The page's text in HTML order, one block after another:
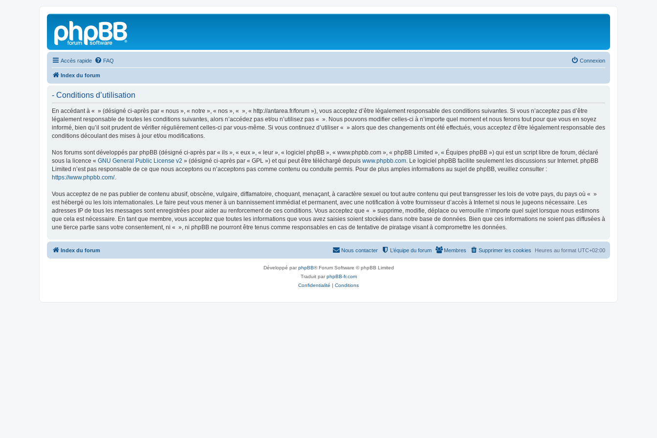
Accès rapide FAQ Connexion
Index du forum
- Conditions d’utilisation
En accédant à « » (désigné ci-après par « nous », « notre », « nos », « », « http://antarea.fr/forum »), vous acceptez d’être légalement responsable des conditions suivantes. Si vous n’acceptez pas d’être
légalement responsable de toutes les conditions suivantes, alors n’accédez pas et/ou n’utilisez pas « ». Nous pouvons modifier celles-ci à n’importe quel moment et nous ferons tout pour que vous en soyez
informé, bien qu’il soit prudent de vérifier régulièrement celles-ci par vous-même. Si vous continuez d’utiliser « » alors que des changements ont été effectués, vous acceptez d’être légalement responsable des
conditions découlant des mises à jour et/ou modifications.
Nos forums sont développés par phpBB (désigné ci-après par « ils », « eux », « leur », « logiciel phpBB », « www.phpbb.com », « phpBB Limited », « Équipes phpBB ») qui est un script libre de forum, déclaré
sous la licence « GNU General Public License v2 » (désigné ci-après par « GPL ») et qui peut être téléchargé depuis www.phpbb.com. Le logiciel phpBB facilite seulement les discussions sur Internet. phpBB
Limited n’est pas responsable de ce que nous acceptons ou n’acceptons pas comme contenu ou conduite permis. Pour de plus amples informations au sujet de phpBB, veuillez consulter :
https://www.phpbb.com/.
Vous acceptez de ne pas publier de contenu abusif, obscène, vulgaire, diffamatoire, choquant, menaçant, à caractère sexuel ou tout autre contenu qui peut transgresser les lois de votre pays, du pays où « »
est hébergé ou les lois internationales. Le faire peut vous mener à un bannissement immédiat et permanent, avec une notification à votre fournisseur d’accès à Internet si nous le jugeons nécessaire. Les
adresses IP de tous les messages sont enregistrées pour aider au renforcement de ces conditions. Vous acceptez que « » supprime, modifie, déplace ou verrouille n’importe quel sujet lorsque nous estimons
que cela est nécessaire. En tant que membre, vous acceptez que toutes les informations que vous avez saisies soient stockées dans notre base de données. Bien que ces informations ne soient pas diffusées à
une tierce partie sans votre consentement, ni « », ni phpBB ne pourront être tenus comme responsables en cas de tentative de piratage visant à compromettre les données.
Index du forum Heures au format UTC+02:00
Supprimer les cookies
Membres
L’équipe du forum
Nous contacter
Développé parphpBB® Forum Software © phpBB Limited
Traduit parphpBB-fr.com
Confidentialité | Conditions